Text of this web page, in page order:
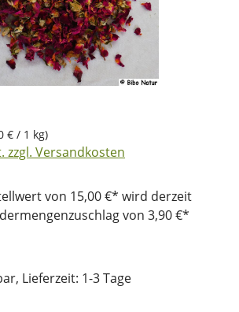
€ / 1 kg)
zzgl. Versandkosten
von 15,00 €* wird derzeit
von 3,90 €*
Lieferzeit: 1-3 Tage